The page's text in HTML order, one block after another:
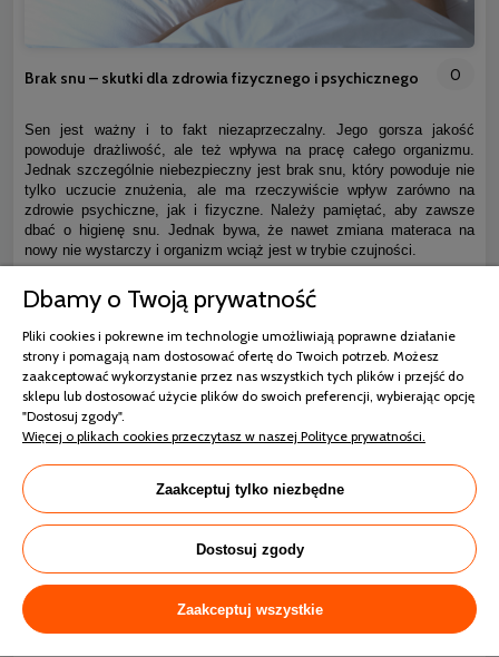
Brak snu – skutki dla zdrowia fizycznego i psychicznego 0
Sen jest ważny i to fakt niezaprzeczalny. Jego gorsza jakość
powoduje drażliwość, ale też wpływa na pracę całego organizmu.
Jednak szczególnie niebezpieczny jest brak snu, który powoduje nie
tylko uczucie znużenia, ale ma rzeczywiście wpływ zarówno na
zdrowie psychiczne, jak i fizyczne. Należy pamiętać, aby zawsze
dbać o higienę snu. Jednak bywa, że nawet zmiana materaca na
nowy nie wystarczy i organizm wciąż jest w trybie czujności.
czytaj całość »
Ból kręgosłupa piersiowego i dyskopatia lędźwiowa – jak
spać bez bólu?
Dbamy o Twoją prywatność
Pliki cookies i pokrewne im technologie umożliwiają poprawne działanie
strony i pomagają nam dostosować ofertę do Twoich potrzeb. Możesz
zaakceptować wykorzystanie przez nas wszystkich tych plików i przejść do
sklepu lub dostosować użycie plików do swoich preferencji, wybierając opcję
"Dostosuj zgody".
Więcej o plikach cookies przeczytasz w naszej Polityce prywatności.
Zaakceptuj tylko niezbędne
Dostosuj zgody
Zaakceptuj wszystkie